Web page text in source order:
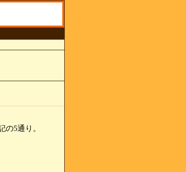
5通り。